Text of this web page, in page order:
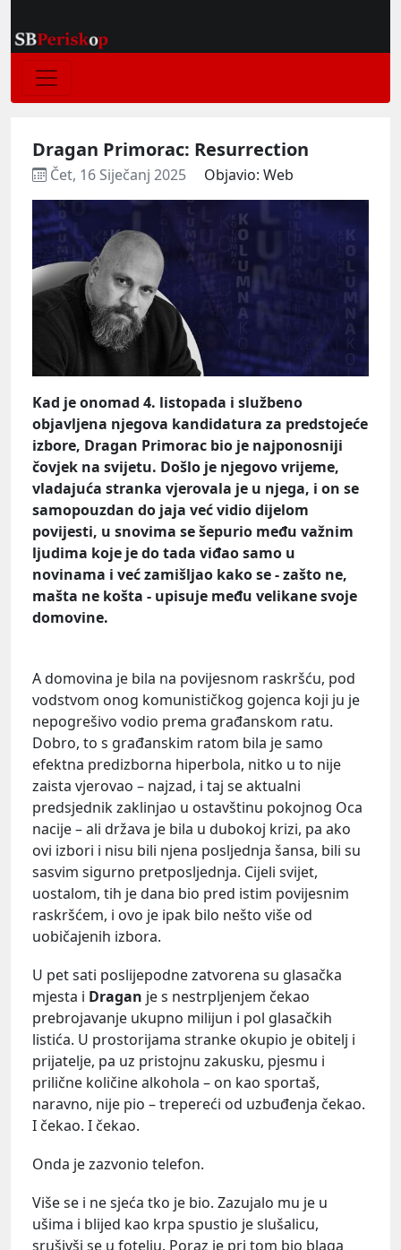
Dragan Primorac: Resurrection
Čet, 16 Siječanj 2025 Objavio: Web
Kad je onomad 4. listopada i službeno
objavljena njegova kandidatura za predstojeće
izbore, Dragan Primorac bio je najponosniji
čovjek na svijetu. Došlo je njegovo vrijeme,
vladajuća stranka vjerovala je u njega, i on se
samopouzdan do jaja već vidio dijelom
povijesti, u snovima se šepurio među važnim
ljudima koje je do tada viđao samo u
novinama i već zamišljao kako se - zašto ne,
mašta ne košta - upisuje među velikane svoje
domovine.
A domovina je bila na povijesnom raskršću, pod
vodstvom onog komunističkog gojenca koji ju je
nepogrešivo vodio prema građanskom ratu.
Dobro, to s građanskim ratom bila je samo
efektna predizborna hiperbola, nitko u to nije
zaista vjerovao – najzad, i taj se aktualni
predsjednik zaklinjao u ostavštinu pokojnog Oca
nacije – ali država je bila u dubokoj krizi, pa ako
ovi izbori i nisu bili njena posljednja šansa, bili su
sasvim sigurno pretposljednja. Cijeli svijet,
uostalom, tih je dana bio pred istim povijesnim
raskršćem, i ovo je ipak bilo nešto više od
uobičajenih izbora.
U pet sati poslijepodne zatvorena su glasačka
mjesta i Dragan je s nestrpljenjem čekao
prebrojavanje ukupno milijun i pol glasačkih
listića. U prostorijama stranke okupio je obitelj i
prijatelje, pa uz pristojnu zakusku, pjesmu i
prilične količine alkohola – on kao sportaš,
naravno, nije pio – trepereći od uzbuđenja čekao.
I čekao. I čekao.
Onda je zazvonio telefon.
Više se i ne sjeća tko je bio. Zazujalo mu je u
ušima i blijed kao krpa spustio je slušalicu,
srušivši se u fotelju. Poraz je pri tom bio blaga